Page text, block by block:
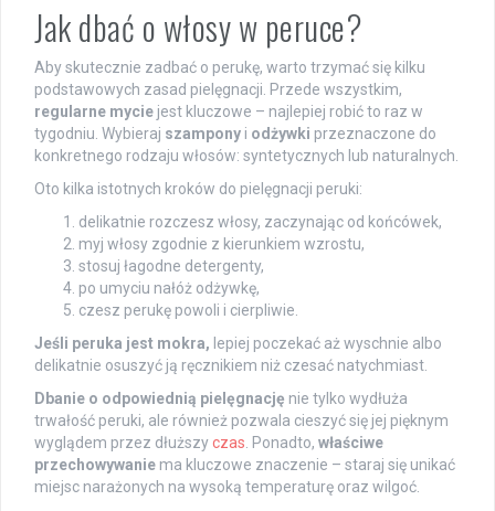
Jak dbać o włosy w peruce?
Aby skutecznie zadbać o perukę, warto trzymać się kilku
podstawowych zasad pielęgnacji. Przede wszystkim,
regularne mycie jest kluczowe – najlepiej robić to raz w
tygodniu. Wybieraj szampony i odżywki przeznaczone do
konkretnego rodzaju włosów: syntetycznych lub naturalnych.
Oto kilka istotnych kroków do pielęgnacji peruki:
delikatnie rozczesz włosy, zaczynając od końcówek,
myj włosy zgodnie z kierunkiem wzrostu,
stosuj łagodne detergenty,
po umyciu nałóż odżywkę,
czesz perukę powoli i cierpliwie.
Jeśli peruka jest mokra, lepiej poczekać aż wyschnie albo
delikatnie osuszyć ją ręcznikiem niż czesać natychmiast.
Dbanie o odpowiednią pielęgnację nie tylko wydłuża
trwałość peruki, ale również pozwala cieszyć się jej pięknym
wyglądem przez dłuższyczas . Ponadto, właściwe
przechowywanie ma kluczowe znaczenie – staraj się unikać
miejsc narażonych na wysoką temperaturę oraz wilgoć.